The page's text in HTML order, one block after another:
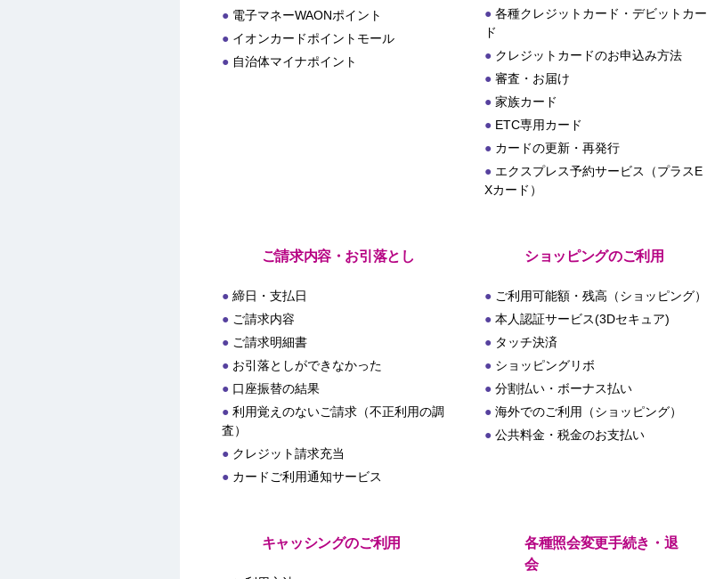
電子マネーWAONポイント
イオンカードポイントモール
自治体マイナポイント
各種クレジットカード・デビットカー
ド
クレジットカードのお申込み方法
審査・お届け
家族カード
ETC専用カード
カードの更新・再発行
エクスプレス予約サービス（プラスE
Xカード）
ご請求内容・お引落とし
締日・支払日
ご請求内容
ご請求明細書
お引落としができなかった
口座振替の結果
利用覚えのないご請求（不正利用の調
査）
クレジット請求充当
カードご利用通知サービス
ショッピングのご利用
ご利用可能額・残高（ショッピング）
本人認証サービス(3Dセキュア)
タッチ決済
ショッピングリボ
分割払い・ボーナス払い
海外でのご利用（ショッピング）
公共料金・税金のお支払い
キャッシングのご利用
各種照会変更手続き・退
会